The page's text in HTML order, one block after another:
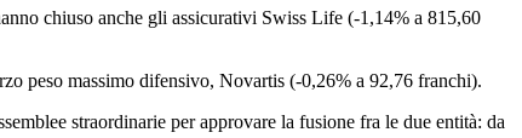
chiuso anche gli assicurativi Swiss Life (-1,14% a 815,60
peso massimo difensivo, Novartis (-0,26% a 92,76 franchi).
straordinarie per approvare la fusione fra le due entità: da